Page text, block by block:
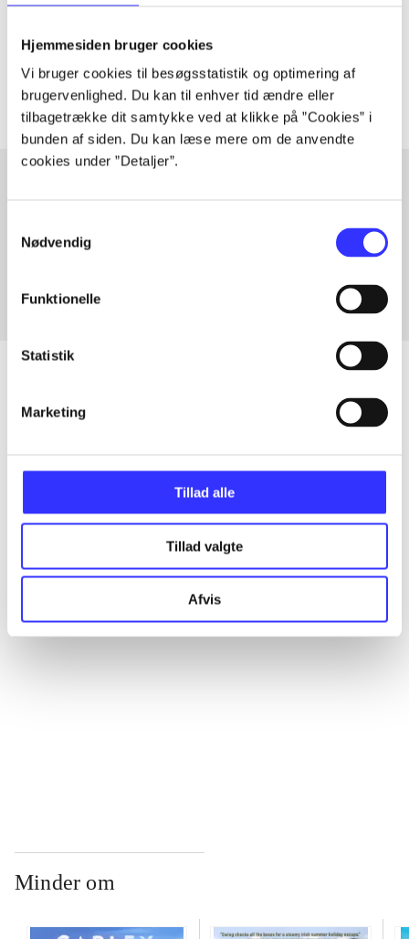
Hjemmesiden bruger cookies
Vi bruger cookies til besøgsstatistik og optimering af
brugervenlighed. Du kan til enhver tid ændre eller
tilbagetrække dit samtykke ved at klikke på ”Cookies” i
bunden af siden. Du kan læse mere om de anvendte
cookies under ”Detaljer”.
Nødvendig
Funktionelle
Statistik
Marketing
Tillad alle
Tillad valgte
Afvis
lorem ipsum dolor sit amet ...
Fra
...
...
Minder om